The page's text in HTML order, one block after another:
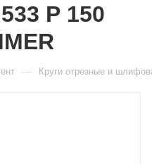
Р 150
— Круги отрезные и